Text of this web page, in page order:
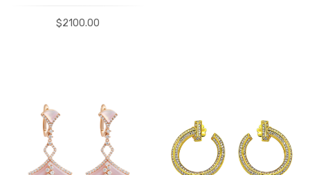
$2100.00